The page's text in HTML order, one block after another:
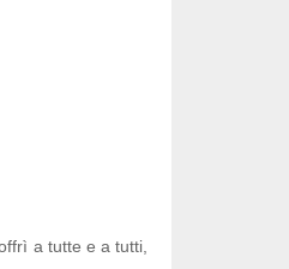
a tutte e a tutti,